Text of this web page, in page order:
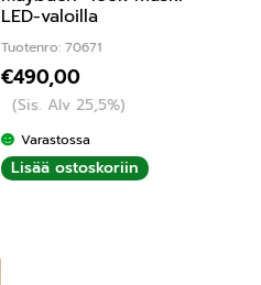
LED-valoilla
Tuotenro: 70671
€490,00
(Sis. Alv 25,5%)
Varastossa
Lisää ostoskoriin